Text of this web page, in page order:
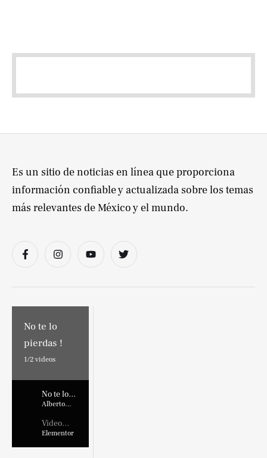
No te lo
pierdas !
1/2 videos
No te lo
pierdas !
Alberto
Video
Placehold
Elementor
Es un sitio de noticias en línea que proporciona
información confiable y actualizada sobre los temas
más relevantes de México y el mundo.